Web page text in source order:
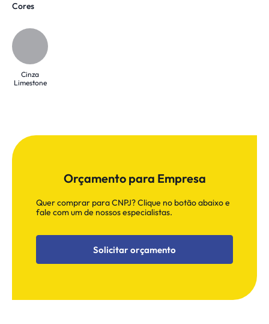
Cores
Cinza
Limestone
Orçamento para Empresa
Quer comprar para CNPJ? Clique no botão abaixo e
fale com um de nossos especialistas.
Solicitar orçamento